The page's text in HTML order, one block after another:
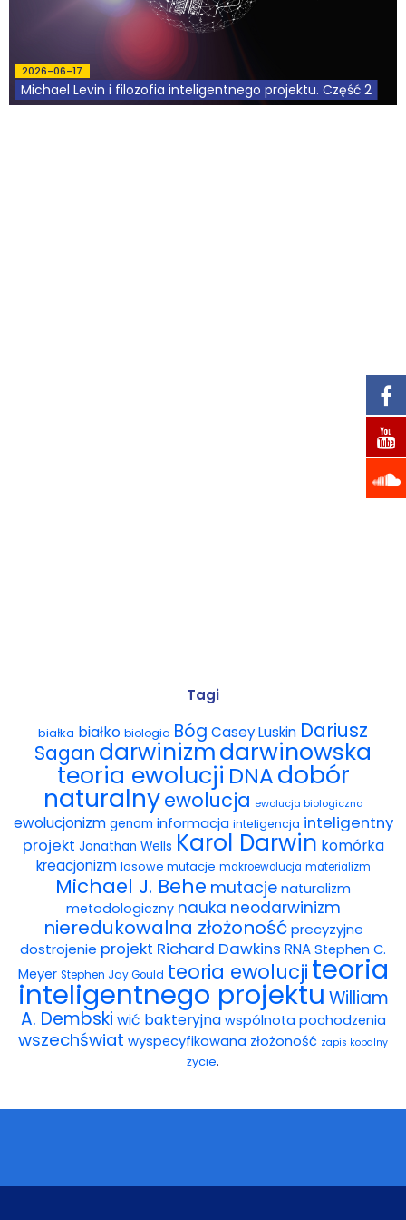
Podcasty
Filmy
2026-06-17
Michael Levin i filozofia inteligentnego projektu. Część 2
Tagi
białka białko biologia Bóg Casey Luskin Dariusz
Sagan darwinizmdarwinowska
teoria ewolucji DNAdobór
naturalnyewolucja ewolucja biologiczna
ewolucjonizm genom informacja inteligencja inteligentny
projekt Jonathan Wells Karol Darwin komórka
kreacjonizm losowe mutacje makroewolucja materializm
Michael J. Behe mutacje naturalizm
metodologiczny nauka neodarwinizm
nieredukowalna złożoność precyzyjne
dostrojenie projekt Richard Dawkins RNA Stephen C.
Meyer Stephen Jay Gould teoria ewolucji teoria
inteligentnego projektu William
A. Dembski wić bakteryjna wspólnota pochodzenia
wszechświat wyspecyfikowana złożoność zapis kopalny
życie.